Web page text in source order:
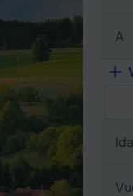
A
Ida